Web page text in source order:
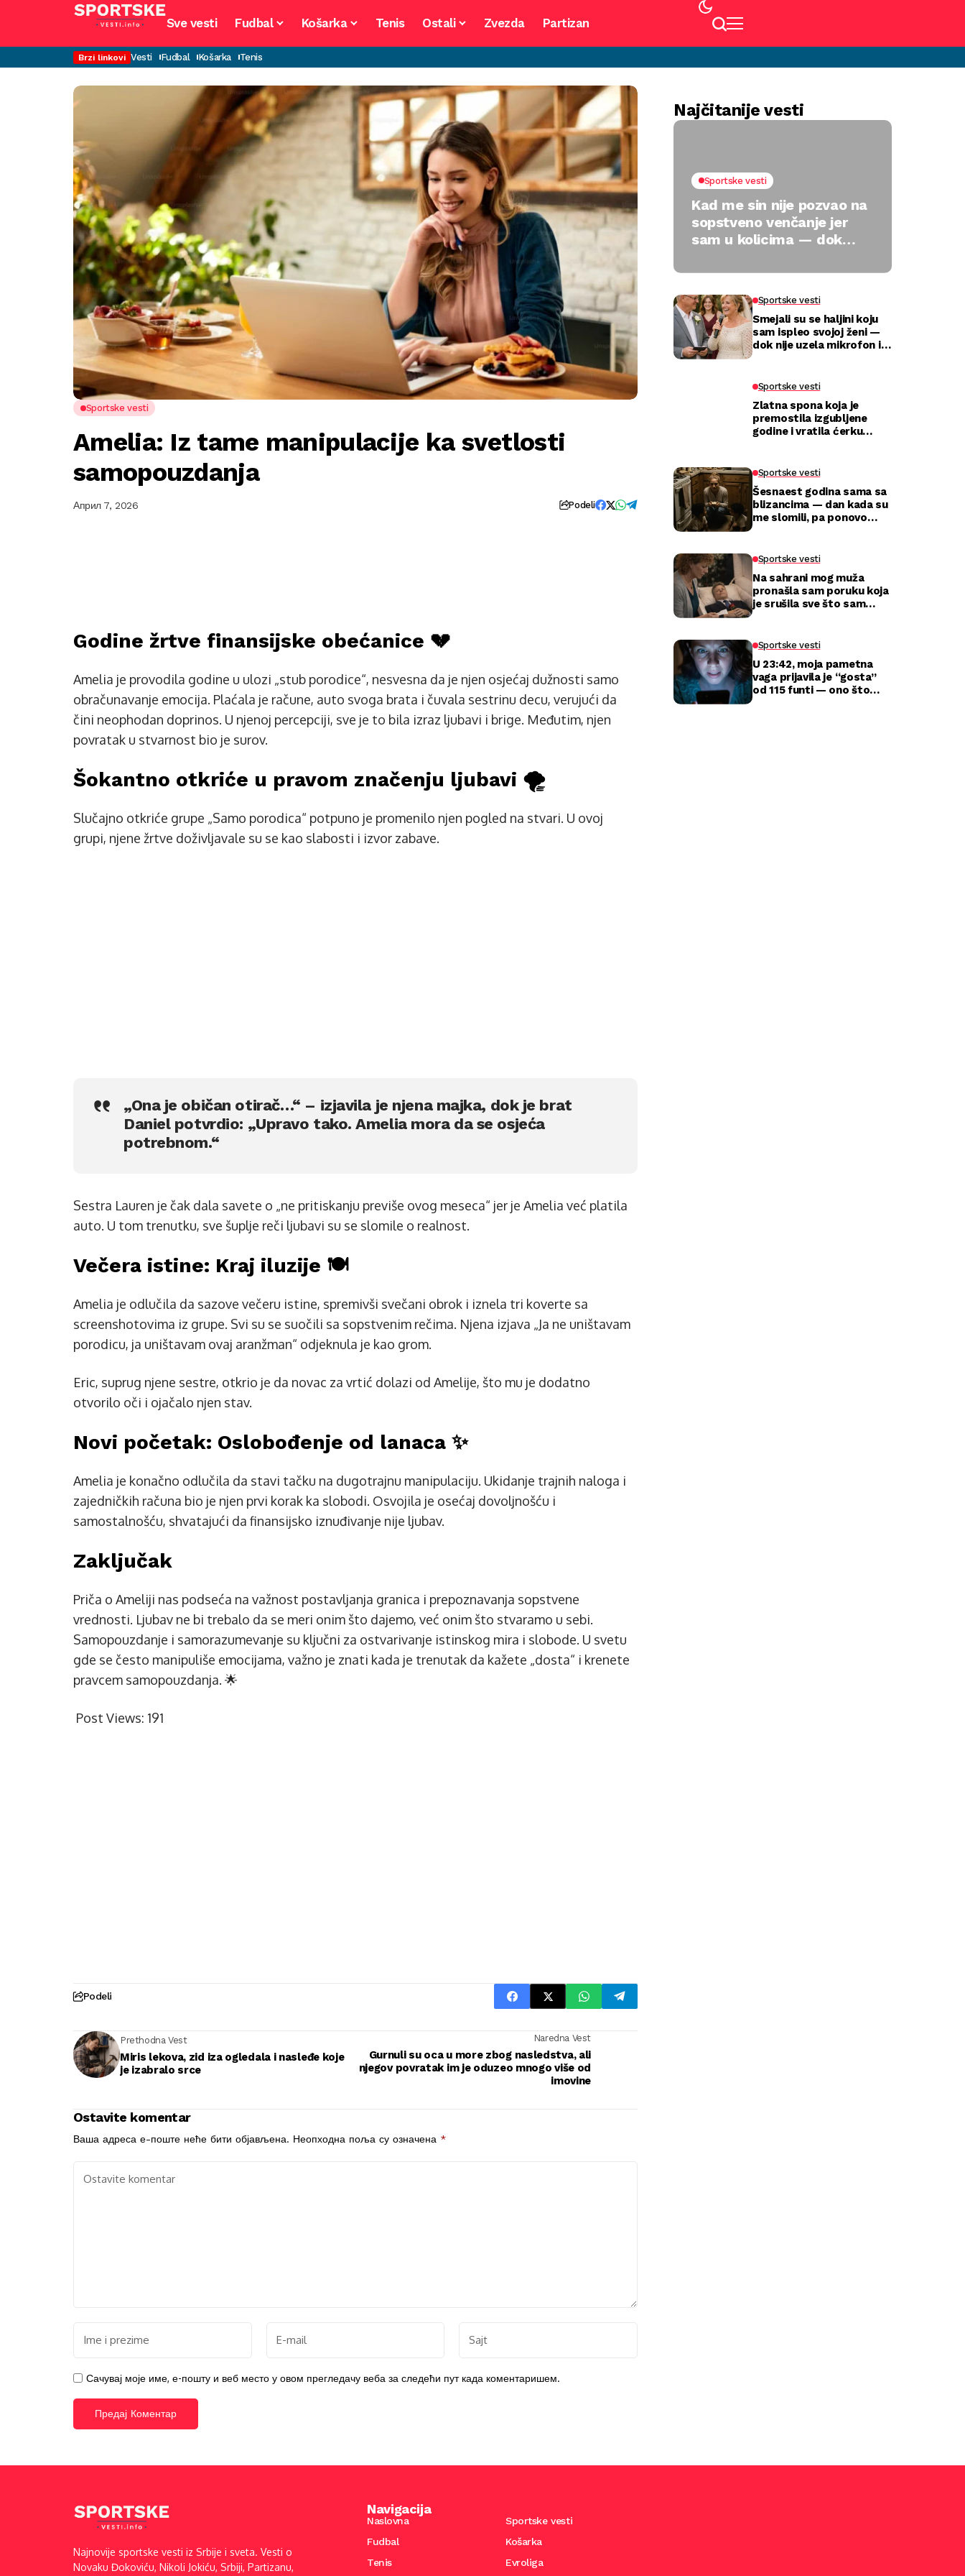
Sve vesti Fudbal Košarka Tenis Ostali Zvezda Partizan
Brzi linkovi Vesti Fudbal Košarka Tenis
Sportske vesti
Amelia: Iz tame manipulacije ka svetlosti
samopouzdanja
Април 7, 2026 Podeli
Godine žrtve finansijske obećanice 💔
Amelia je provodila godine u ulozi „stub porodice“, nesvesna da je njen osjećaj dužnosti samo
obračunavanje emocija. Plaćala je račune, auto svoga brata i čuvala sestrinu decu, verujući da
čini neophodan doprinos. U njenoj percepciji, sve je to bila izraz ljubavi i brige. Međutim, njen
povratak u stvarnost bio je surov.
Šokantno otkriće u pravom značenju ljubavi 🌪️
Slučajno otkriće grupe „Samo porodica“ potpuno je promenilo njen pogled na stvari. U ovoj
grupi, njene žrtve doživljavale su se kao slabosti i izvor zabave.
„Ona je običan otirač…“ – izjavila je njena majka, dok je brat
Daniel potvrdio: „Upravo tako. Amelia mora da se osjeća
potrebnom.“
Sestra Lauren je čak dala savete o „ne pritiskanju previše ovog meseca“ jer je Amelia već platila
auto. U tom trenutku, sve šuplje reči ljubavi su se slomile o realnost.
Večera istine: Kraj iluzije 🍽️
Amelia je odlučila da sazove večeru istine, spremivši svečani obrok i iznela tri koverte sa
screenshotovima iz grupe. Svi su se suočili sa sopstvenim rečima. Njena izjava „Ja ne uništavam
porodicu, ja uništavam ovaj aranžman“ odjeknula je kao grom.
Eric, suprug njene sestre, otkrio je da novac za vrtić dolazi od Amelije, što mu je dodatno
otvorilo oči i ojačalo njen stav.
Novi početak: Oslobođenje od lanaca ✨
Amelia je konačno odlučila da stavi tačku na dugotrajnu manipulaciju. Ukidanje trajnih naloga i
zajedničkih računa bio je njen prvi korak ka slobodi. Osvojila je osećaj dovoljnošću i
samostalnošću, shvatajući da finansijsko iznuđivanje nije ljubav.
Zaključak
Priča o Ameliji nas podseća na važnost postavljanja granica i prepoznavanja sopstvene
vrednosti. Ljubav ne bi trebalo da se meri onim što dajemo, već onim što stvaramo u sebi.
Samopouzdanje i samorazumevanje su ključni za ostvarivanje istinskog mira i slobode. U svetu
gde se često manipuliše emocijama, važno je znati kada je trenutak da kažete „dosta“ i krenete
pravcem samopouzdanja. 🌟
Post Views: 191
Podeli
Prethodna Vest
Miris lekova, zid iza ogledala i nasleđe koje
je izabralo srce
Naredna Vest
Gurnuli su oca u more zbog nasledstva, ali
njegov povratak im je oduzeo mnogo više od
imovine
Ostavite komentar
Ваша адреса е-поште неће бити објављена. Неопходна поља су означена *
Сачувај моје име, е-пошту и веб место у овом прегледачу веба за следећи пут када коментаришем.
Najčitanije vesti
Sportske vesti
Kad me sin nije pozvao na
sopstveno venčanje jer
sam u kolicima — dok
preokrenuo
Sportske vesti
Smejali su se haljini koju
sam ispleo svojoj ženi —
dok nije uzela mikrofon i
Sportske vesti
Zlatna spona koja je
premostila izgubljene
godine i vratila ćerku
Sportske vesti
Šesnaest godina sama sa
blizancima — dan kada su
me slomili, pa ponovo
Sportske vesti
Na sahrani mog muža
pronašla sam poruku koja
je srušila sve što sam
Sportske vesti
U 23:42, moja pametna
vaga prijavila je “gosta”
od 115 funti — ono što
Najnovije sportske vesti iz Srbije i sveta. Vesti o
Novaku Đokoviću, Nikoli Jokiću, Srbiji, Partizanu,
Navigacija
Naslovna
Sportske vesti
Fudbal
Košarka
Tenis
Evroliga